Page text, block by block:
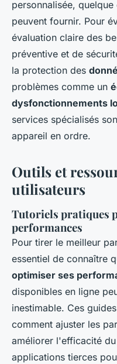
personnalisée,
peuvent fournir. Pour
évaluation claire des
préventive et de
la protection des
problèmes comme un
dysfonctionnements
services spécialisés
appareil en ordre.
Outils et
utilisateurs
Tutoriels pratiques
performances
Pour tirer le meilleur
essentiel de connaître
optimiser ses
disponibles en ligne
inestimable. Ces
comment ajuster les
améliorer l'efficacité
applications tierces